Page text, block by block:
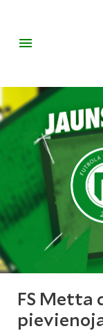
FS Metta